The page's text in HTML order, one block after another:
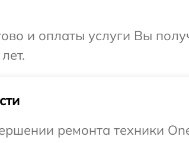
и оплаты услуги Вы
ремонта техники